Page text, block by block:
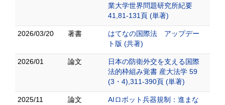
業大学世界問題研究所紀要
41,81-131頁 (単著)
2026/03/20 著書
はてなの国際法 アップデー
ト版 (共著)
2026/01 論文
日本の防衛外交を支える国際
法的枠組み覚書 産大法学 59
(3・4),311-390頁 (単著)
2025/11 論文
AIロボット兵器規制：進まな